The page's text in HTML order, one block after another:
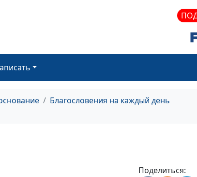
Благословения на каждый день
Поделиться:
Роман
благополучие и
Роман
Материальное
Роман
Роман